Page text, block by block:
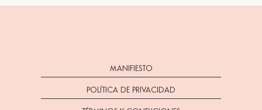
MANIFIESTO
POLÍTICA DE PRIVACIDAD